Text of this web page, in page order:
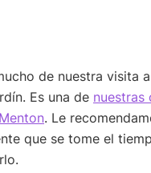
de nuestra visita
Es una de nuestras
. Le
que se tome el